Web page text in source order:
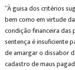
“À guisa dos critérios
bem como em virtude
condição financeira das
sentença é insuficiente
de amargar o dissabor
cadastro de maus